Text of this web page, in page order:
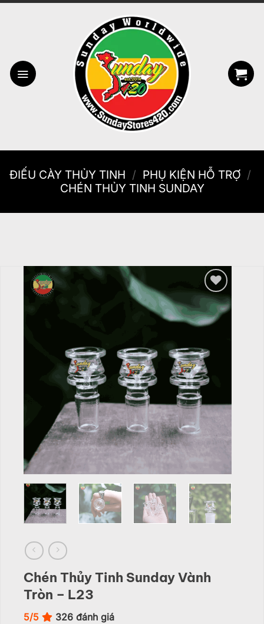
Bỏ
ĐIẾU CÀY THỦY TINH / PHỤ KIỆN HỖ TRỢ /
CHÉN THỦY TINH SUNDAY
Add to
wishlist
Chén Thủy Tinh Sunday Vành
Tròn – L23
5/5 326 đánh giá